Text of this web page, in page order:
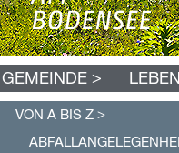
N
a
GEMEINDE > LEBEN
VON A BIS Z